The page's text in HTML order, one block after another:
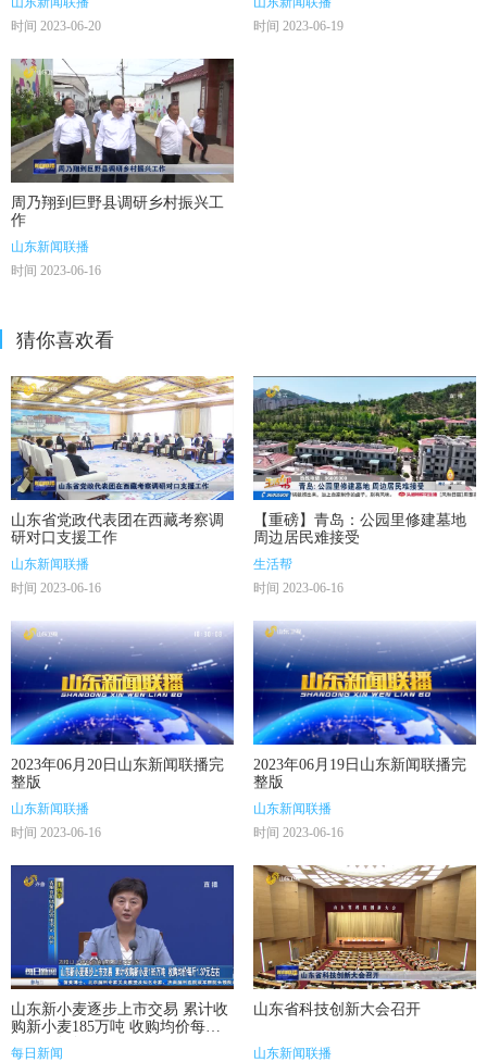
时间 2023-06-20
型能源体系
时间 2023-06-19
周乃翔到巨野县调研乡村振兴工
作
山东新闻联播
时间 2023-06-16
猜你喜欢看
山东省党政代表团在西藏考察调
研对口支援工作
山东新闻联播
时间 2023-06-16
【重磅】青岛：公园里修建墓地
周边居民难接受
生活帮
时间 2023-06-16
2023年06月20日山东新闻联播完
整版
山东新闻联播
时间 2023-06-16
2023年06月19日山东新闻联播完
整版
山东新闻联播
时间 2023-06-16
山东新小麦逐步上市交易 累计收
购新小麦185万吨 收购均价每斤
1.37元左右
每日新闻
山东省科技创新大会召开
山东新闻联播